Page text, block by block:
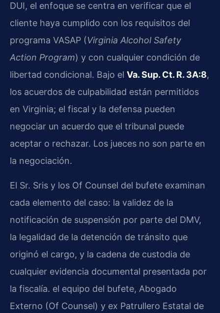
DUI, el enfoque se centra en verificar que el
cliente haya cumplido con los requisitos del
programa VASAP (Virginia Alcohol Safety
Action Program) y con cualquier condición de
libertad condicional. Bajo el Va. Sup. Ct. R. 3A:8,
los acuerdos de culpabilidad están permitidos
en Virginia; el fiscal y la defensa pueden
negociar un acuerdo que el tribunal puede
aceptar o rechazar. Los jueces no son parte en
la negociación.
El Sr. Sris y los Of Counsel del bufete examinan
cada elemento del caso: la validez de la
notificación de suspensión por parte del DMV,
la legalidad de la detención de tránsito que
originó el cargo, y la cadena de custodia de
cualquier evidencia documental presentada por
la fiscalía. el equipo del bufete, Abogado
Externo (Of Counsel) y ex Patrullero Estatal de